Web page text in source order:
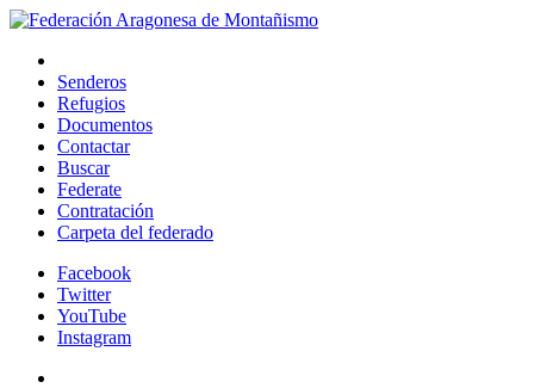
Senderos
Refugios
Documentos
Contactar
Buscar
Federate
Contratación
Carpeta del federado
Facebook
Twitter
YouTube
Instagram